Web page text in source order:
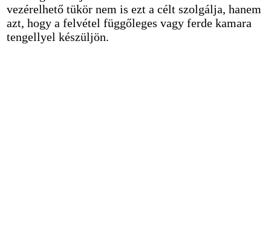
vezérelhető tükör nem is ezt a célt szolgálja, hanem
azt, hogy a felvétel függőleges vagy ferde kamara
tengellyel készüljön.